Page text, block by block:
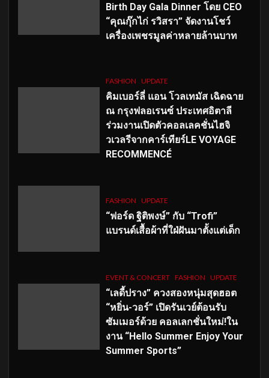
Birth Day Gala Dinner โดย CEO
“คุณกุ๊กไก่ รวิสรา” จัดงานโชว์
เครื่องเพชรมูลค่าหลายล้านบาท
FASHION UPDATE
คิมเบอร์ลี่ แอน โวลเทมัส เฉิดฉาย
ณ กรุงฟลอเรนซ์ ประเทศอิตาลี
ร่วมงานเปิดตัวคอลเลคชั่นไฮจิ
วเวลรีจากคาร์เทียร์LE VOYAGE
RECOMMENCÉ
FASHION UPDATE
“ฟอร์ด ฐิติพงษ์” กับ “Trofi”
แบรนด์เสื้อผ้าที่ใฝ่ฝันมาตั้งแต่เด็ก
EVENT & CONCERT FASHION UPDATE
“เลดี้ปราง” ควงสองหนุ่มสุดฮอต
“หยิ่น-วอร์” เปิดรันเวย์ต้อนรับ
ซัมเมอร์ด้วย คอลเลกชั่นใหม่!ใน
งาน “Hello Summer Enjoy Your
Summer Sports”